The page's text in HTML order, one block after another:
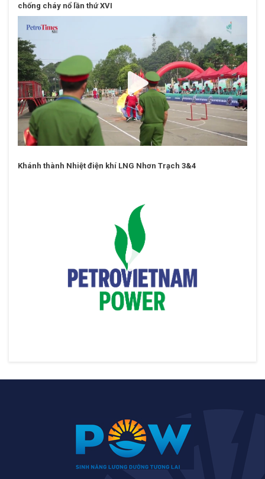
chống cháy nổ lần thứ XVI
Khánh thành Nhiệt điện khí LNG Nhơn Trạch 3&4